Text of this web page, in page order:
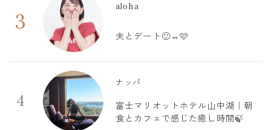
3
aloha
夫とデート🙂‍↔️🩷
4
ナッパ
富士マリオットホテル山中湖｜朝
食とカフェで感じた癒し時間🍃